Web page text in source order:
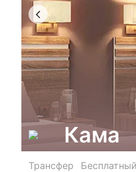
Кама
Трансфер